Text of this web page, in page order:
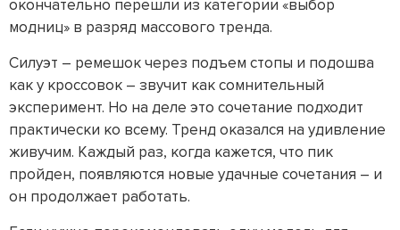
окончательно перешли из категории «выбор
модниц» в разряд массового тренда.
Силуэт – ремешок через подъем стопы и подошва
как у кроссовок – звучит как сомнительный
эксперимент. Но на деле это сочетание подходит
практически ко всему. Тренд оказался на удивление
живучим. Каждый раз, когда кажется, что пик
пройден, появляются новые удачные сочетания – и
он продолжает работать.